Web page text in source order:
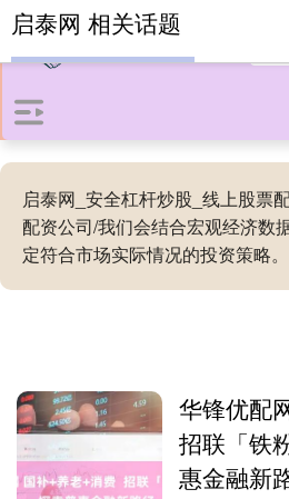
启泰网_安全杠杆炒股_线上股票
配资公司/我们会结合宏观经济数
定符合市场实际情况的投资策略。
启泰网 相关话题
华锋优配
招联「铁
惠金融新